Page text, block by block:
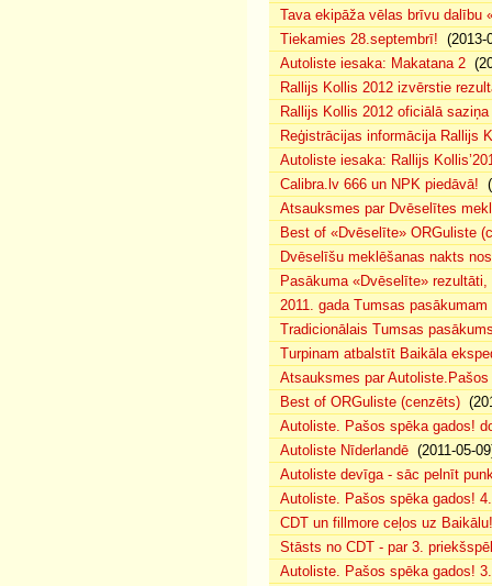
Tava ekipāža vēlas brīvu dalību
Tiekamies 28.septembrī! (2013-
Autoliste iesaka: Makatana 2
Rallijs Kollis 2012 izvērstie
Rallijs Kollis 2012 oficiālā saziņa
Reģistrācijas informācija Rallijs
Autoliste iesaka: Rallijs
Calibra.lv 666 un NPK piedāvā!
Atsauksmes par Dvēselītes
Best of «Dvēselīte» ORGuliste
Dvēselīšu meklēšanas nakts
Pasākuma «Dvēselīte»
2011. gada Tumsas
Tradicionālais Tumsas
Turpinam atbalstīt Baikāla
Atsauksmes par
Best of ORGuliste (cenzēts)
Autoliste. Pašos spēka gados!
Autoliste Nīderlandē (2011-05-
Autoliste devīga - sāc pelnīt
Autoliste. Pašos spēka gados!
CDT un fillmore ceļos uz Baikālu!
Stāsts no CDT - par 3.
Autoliste. Pašos spēka gados!